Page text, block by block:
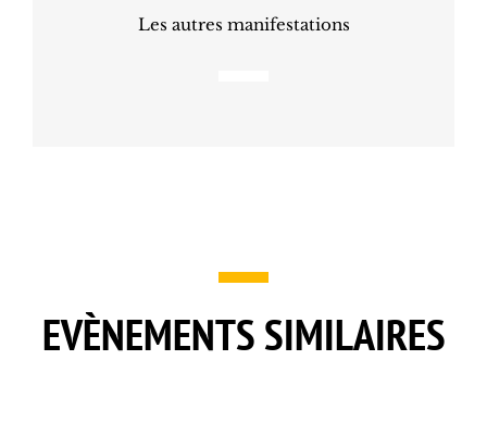
Les autres manifestations
EVÈNEMENTS SIMILAIRES